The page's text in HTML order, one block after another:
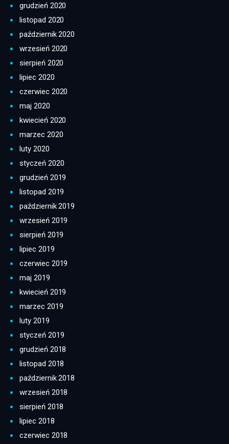
grudzień 2020
listopad 2020
październik 2020
wrzesień 2020
sierpień 2020
lipiec 2020
czerwiec 2020
maj 2020
kwiecień 2020
marzec 2020
luty 2020
styczeń 2020
grudzień 2019
listopad 2019
październik 2019
wrzesień 2019
sierpień 2019
lipiec 2019
czerwiec 2019
maj 2019
kwiecień 2019
marzec 2019
luty 2019
styczeń 2019
grudzień 2018
listopad 2018
październik 2018
wrzesień 2018
sierpień 2018
lipiec 2018
czerwiec 2018